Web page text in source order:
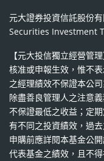
元大證券投資信託股份
Securities Investment
【元大投信獨立經營管
核准或申報生效，惟不
之經理績效不保證本公
除盡善良管理人之注意
不保證最低之收益；定
有不同之投資績效，過
申購前應詳閱本基金公
代表基金之績效，且不